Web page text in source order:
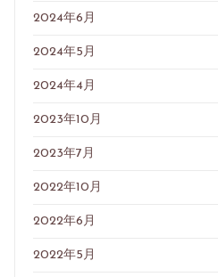
2024年6月
2024年5月
2024年4月
2023年10月
2023年7月
2022年10月
2022年6月
2022年5月